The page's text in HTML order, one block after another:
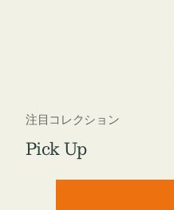
注目コレクション
Pick Up